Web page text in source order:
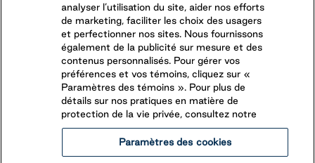
SUIVEZ-NOUS SUR
analyser l’utilisation du site, aider nos efforts
de marketing, faciliter les choix des usagers
et perfectionner nos sites. Nous fournissons
également de la publicité sur mesure et des
contenus personnalisés. Pour gérer vos
préférences et vos témoins, cliquez sur «
Paramètres des témoins ». Pour plus de
détails sur nos pratiques en matière de
protection de la vie privée, consultez notre
Paramètres des cookies